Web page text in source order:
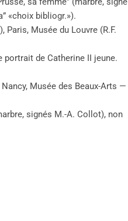
«choix bibliogr.»).
Paris, Musée du Louvre (R.F.
portrait de Catherine II jeune.
Musée des Beaux-Arts —
signés M.-A. Collot), non